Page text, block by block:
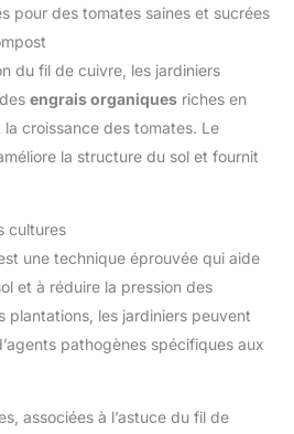
pour des tomates saines et sucrées
du fil de cuivre, les jardiniers
engrais organiques riches en
croissance des tomates. Le
la structure du sol et fournit
cultures
une technique éprouvée qui aide
et à réduire la pression des
plantations, les jardiniers peuvent
pathogènes spécifiques aux
associées à l’astuce du fil de